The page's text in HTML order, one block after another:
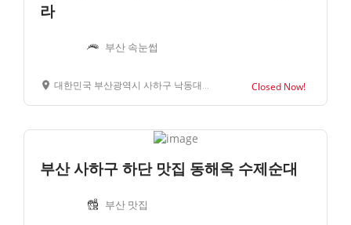
라
부산 속눈썹
대한민국 부산광역시 사하구 낙동대로390번길 17 Closed Now!
부산 사하구 하단 맛집 동해옥 수제순대
부산 맛집